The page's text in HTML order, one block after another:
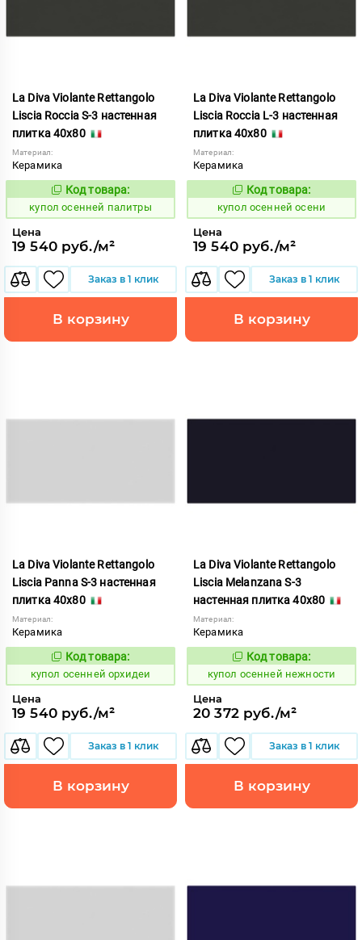
La Diva Violante Rettangolo
Liscia Roccia S-3 настенная
плитка 40x80
Материал:
Керамика
852191
Код товара:
купол осенней палитры
Цена
19 540 руб./м²
Заказ в 1 клик
В корзину
La Diva Violante Rettangolo
Liscia Roccia L-3 настенная
плитка 40x80
Материал:
Керамика
852190
Код товара:
купол осенней осени
Цена
19 540 руб./м²
Заказ в 1 клик
В корзину
La Diva Violante Rettangolo
Liscia Panna S-3 настенная
плитка 40x80
Материал:
Керамика
852189
Код товара:
купол осенней орхидеи
Цена
19 540 руб./м²
Заказ в 1 клик
В корзину
La Diva Violante Rettangolo
Liscia Melanzana S-3
настенная плитка 40x80
Материал:
Керамика
852183
Код товара:
купол осенней нежности
Цена
20 372 руб./м²
Заказ в 1 клик
В корзину